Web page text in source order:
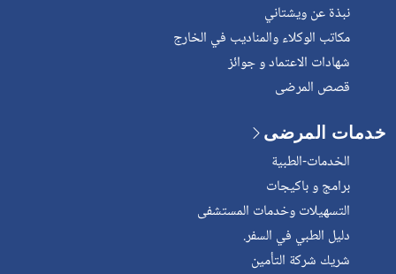
نبذة عن ويشتاني
مكاتب الوكلاء والمناديب في الخارج
شهادات الاعتماد و جوائز
قصص المرضى
خدمات المرضى
الخدمات-الطبية
برامج و باكيجات
التسهيلات وخدمات المستشفى
دليل الطبي في السفر.
شريك شركة التأمين